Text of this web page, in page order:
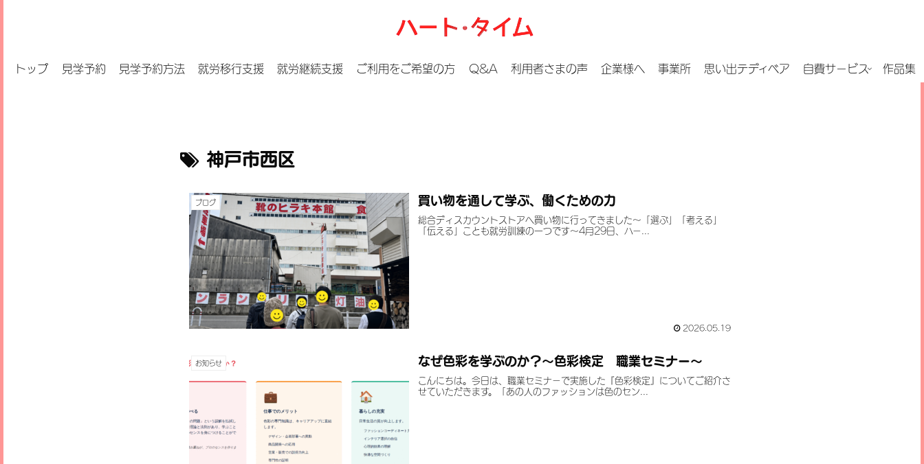
トップ 見学予約 見学予約方法 就労移行支援 就労継続支援 ご利用をご希望の方 Q&A 利用者さまの声 企業様へ 事業所 思い出テディベア 自費サービス 作品集
神戸市西区
ブログ 買い物を通して学ぶ、働くための力
総合ディスカウントストアへ買い物に行ってきました～「選ぶ」「考える」
「伝える」ことも就労訓練の一つです～4月29日、ハー...
2026.05.19
お知らせ なぜ色彩を学ぶのか？～色彩検定 職業セミナー～
こんにちは。今日は、職業セミナーで実施した『色彩検定』についてご紹介さ
せていただきます。「あの人のファッションは色のセン...